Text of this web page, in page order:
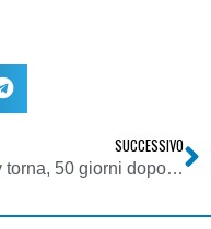
SUCCESSIVO
Rctv torna, 50 giorni dopo, ma sul satellite